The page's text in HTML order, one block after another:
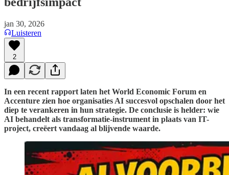
jan 30, 2026
Luisteren
2
In een recent rapport laten het World Economic Forum en
Accenture zien hoe organisaties AI succesvol opschalen door het
diep te verankeren in hun strategie. De conclusie is helder: wie
AI behandelt als transformatie-instrument in plaats van IT-
project, creëert vandaag al blijvende waarde.